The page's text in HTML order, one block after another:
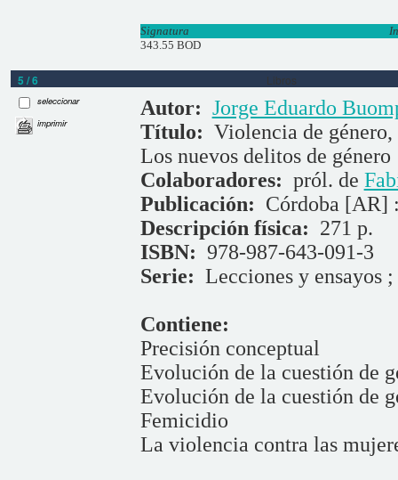
Signatura
343.55 BOD
5 / 6 Libros
seleccionar
imprimir
Autor: Jorge Eduardo
Título: Violencia de
Los nuevos delitos de género
Colaboradores: pról. de
Publicación: Córdoba [AR]
Descripción física: 271 p.
ISBN: 978-987-643-091-3
Serie: Lecciones y ensayos ;
Contiene:
Precisión conceptual
Evolución de la cuestión de
Evolución de la cuestión de
Femicidio
La violencia contra las